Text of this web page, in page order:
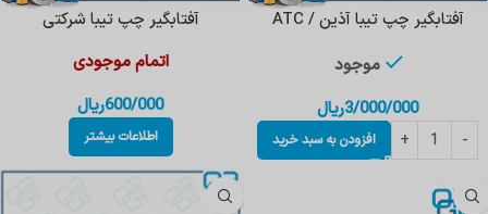
آفتابگیر چپ تیبا آذین / ATC
موجود
3/000/000ریال
افزودن به سبد خرید
آفتابگیر چپ تیبا شرکتی
اتمام موجودی
600/000ریال
اطلاعات بیشتر